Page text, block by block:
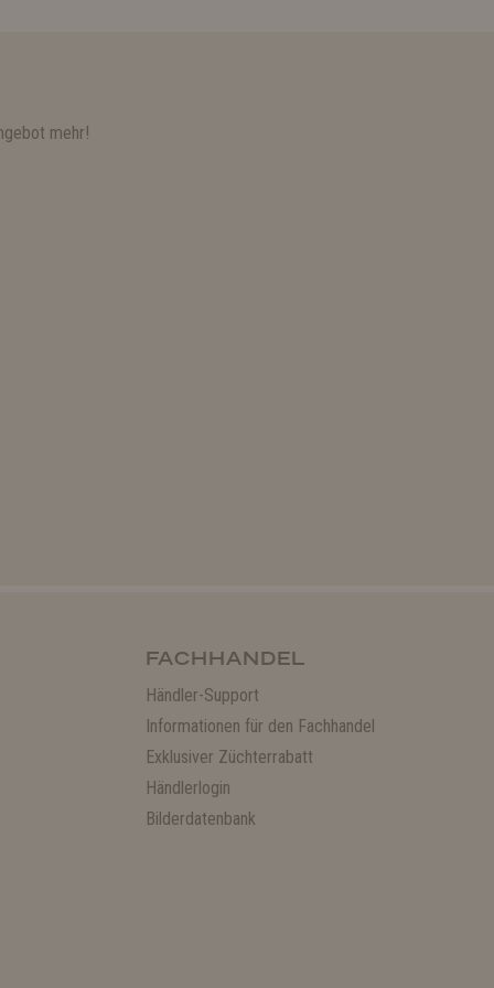
mehr!
FACHHANDEL
Händler-Support
Informationen für den Fachhandel
Exklusiver Züchterrabatt
Händlerlogin
Bilderdatenbank